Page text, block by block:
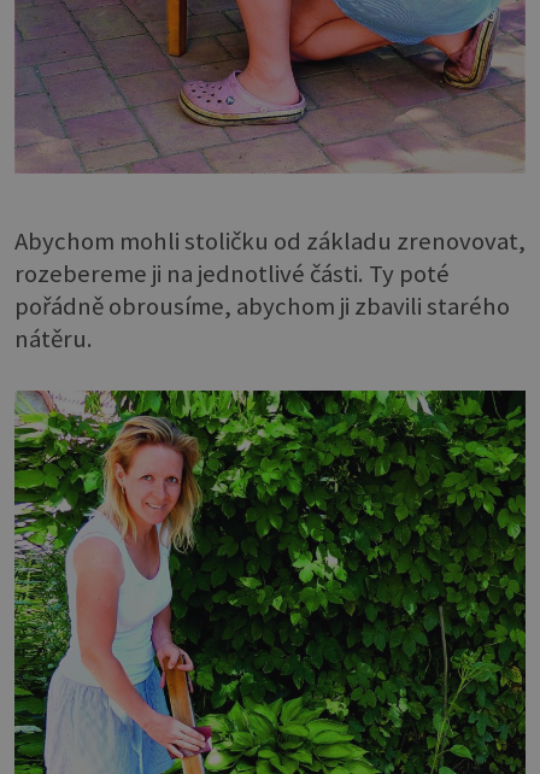
Abychom mohli stoličku od základu zrenovovat,
rozebereme ji na jednotlivé části. Ty poté
pořádně obrousíme, abychom ji zbavili starého
nátěru.